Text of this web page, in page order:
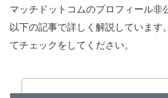
マッチドットコムのプロフィール非
以下の記事で詳しく解説しています
てチェックをしてください。